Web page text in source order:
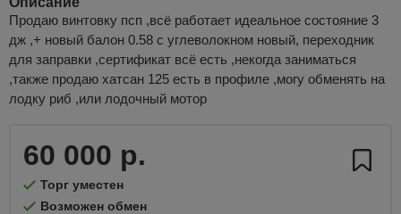
Продаю винтовку псп ,всё работает идеальное состояние 3
дж ,+ новый балон 0.58 с углеволокном новый, переходник
для заправки ,сертификат всё есть ,некогда заниматься
,также продаю хатсан 125 есть в профиле ,могу обменять на
лодку риб ,или лодочный мотор
60 000 р.
Торг уместен
Возможен обмен